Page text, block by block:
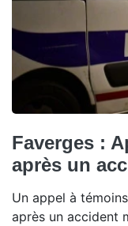
Faverges :
après un
Un appel à
après un accident